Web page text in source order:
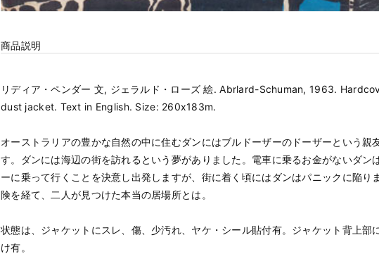
商品説明
リディア・ペンダー 文, ジェラルド・ローズ 絵. Abrlard-Schuman, 1963.
dust jacket. Text in English. Size: 260x183m.
オーストラリアの豊かな自然の中に住むダンにはブルドーザーのドーザーという親
す。ダンには海辺の街を訪れるという夢がありました。電車に乗るお金がないダン
ーに乗って行くことを決意し出発しますが、街に着く頃にはダンはパニックに陥り
険を経て、二人が見つけた本当の居場所とは。
状態は、ジャケットにスレ、傷、少汚れ、ヤケ・シール貼付有。ジャケット背上部
け有。